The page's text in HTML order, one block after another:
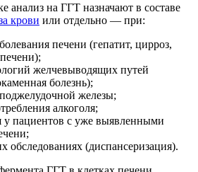
анализ на ГГТ назначают в составе
крови или отдельно — при:
печени (гепатит, цирроз,
желчевыводящих путей
болезнь);
железы;
алкоголя;
у пациентов с уже выявленными
обследованиях (диспансеризация).